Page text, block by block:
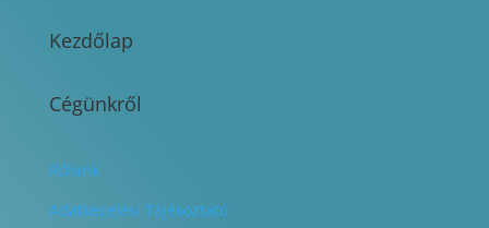
Kezdőlap
Cégünkről
Rólunk
Adatkezelési Tájékoztató